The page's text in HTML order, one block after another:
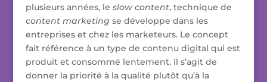
plusieurs années, le slow content, technique de
content marketing se développe dans les
entreprises et chez les marketeurs. Le concept
fait référence à un type de contenu digital qui est
produit et consommé lentement. Il s’agit de
donner la priorité à la qualité plutôt qu’à la